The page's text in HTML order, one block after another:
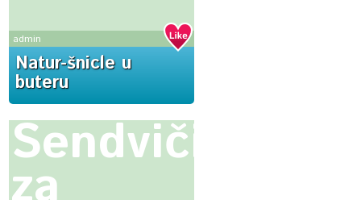
admin
Natur-šnicle u
buteru
Sendviči